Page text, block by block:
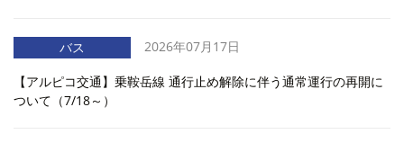
バス 2026年07月17日
【アルピコ交通】乗鞍岳線 通行止め解除に伴う通常運行の再開に
ついて（7/18～）